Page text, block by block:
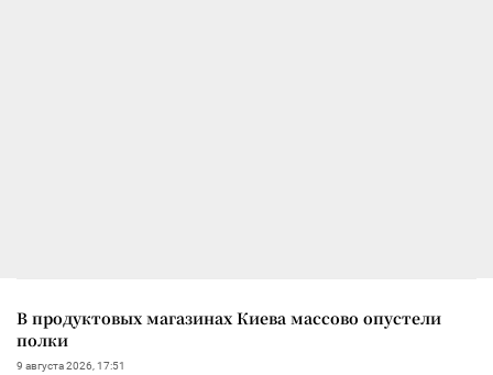
В продуктовых магазинах Киева массово опустели
полки
9 августа 2026, 17:51